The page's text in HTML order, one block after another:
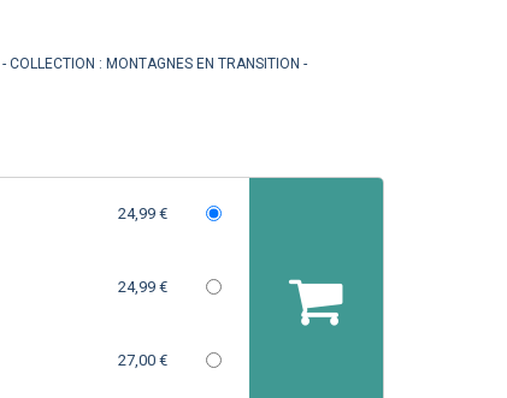
COLLECTION : MONTAGNES EN TRANSITION
24,99 €
24,99 €
27,00 €